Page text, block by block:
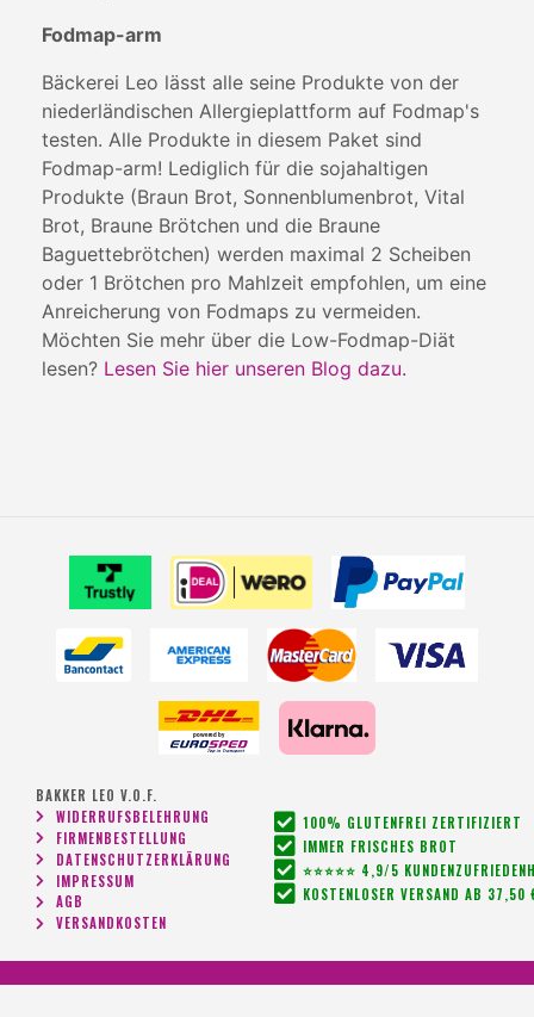
Fodmap-arm
Bäckerei Leo lässt alle seine Produkte von der
niederländischen Allergieplattform auf Fodmap's
testen. Alle Produkte in diesem Paket sind
Fodmap-arm! Lediglich für die sojahaltigen
Produkte (Braun Brot, Sonnenblumenbrot, Vital
Brot, Braune Brötchen und die Braune
Baguettebrötchen) werden maximal 2 Scheiben
oder 1 Brötchen pro Mahlzeit empfohlen, um eine
Anreicherung von Fodmaps zu vermeiden.
Möchten Sie mehr über die Low-Fodmap-Diät
lesen? Lesen Sie hier unseren Blog dazu.
BAKKER LEO V.O.F.
WIDERRUFSBELEHRUNG
FIRMENBESTELLUNG
DATENSCHUTZERKLÄRUNG
IMPRESSUM
AGB
VERSANDKOSTEN
100% GLUTENFREI ZERTIFIZIERT
IMMER FRISCHES BROT
⭐⭐⭐⭐⭐ 4,9/5
KOSTENLOSER VERSAND AB 37,50